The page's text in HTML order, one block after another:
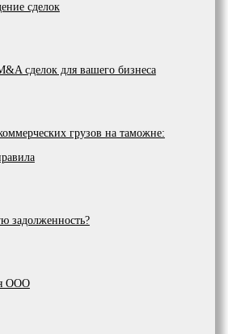
сделок
сделок для вашего бизнеса
грузов на таможне:
задолженность?
ООО